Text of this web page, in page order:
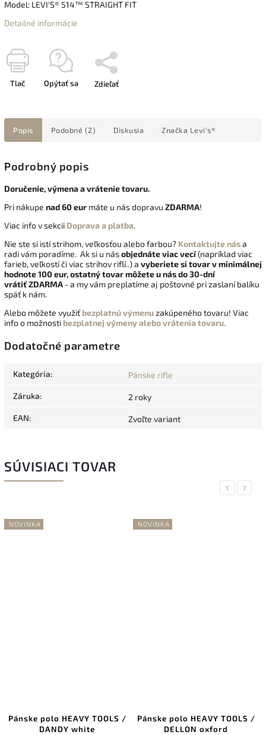
Model: LEVI'S® 514™ STRAIGHT FIT
Detailné informácie
Tlač Opýtať sa Zdieľať
Popis Podobné (2) Diskusia Značka Levi's®
Podrobný popis
Doručenie, výmena a vrátenie tovaru.
Pri nákupe nad 60 eur máte u nás dopravu ZDARMA!
Viac info v sekcii Doprava a platba.
Nie ste si istí strihom, veľkosťou alebo farbou? Kontaktujte nása
radi vám poradíme. Ak si u násobjednáte viac vecí(napríklad viac
farieb, veľkostí či viac strihov riflí..) a vyberiete si tovar v minimálnej
hodnote 100 eur, ostatný tovar môžete u nás do 30-dní
vrátiťZDARMA - a my vám preplatíme aj poštovné pri zaslaní balíku
späť k nám.
Alebo môžete využiť bezplatnú výmenuzakúpeného tovaru! Viac
info o možnosti bezplatnej výmeny alebo vrátenia tovaru.
Dodatočné parametre
Kategória: Pánske rifle
Záruka: 2 roky
EAN: Zvoľte variant
SÚVISIACI TOVAR
Previous
NOVINKA
Pánske polo HEAVY TOOLS /
DANDY white
NOVINKA
Pánske polo HEAVY TOOLS /
DELLON oxford
Next